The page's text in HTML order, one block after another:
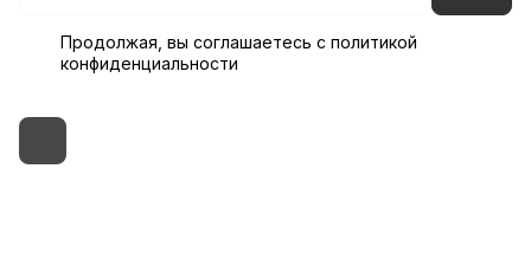
Продолжая, вы соглашаетесь с политикой
конфиденциальности